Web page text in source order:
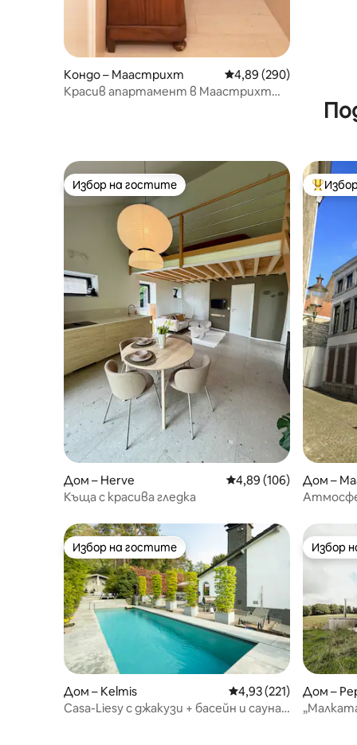
Кондо – Маастрихт Средна оценка: 4,89
4,89 (290)
Красив апартамент в Маастрихт
Избор на гостите
Избор на гостите
Дом – Herve Средна оценка: 4,89
4,89 (106)
Къща с красива гледка
Най-
Дом –
Избор на гостите
Избор на гостите
Дом – Kelmis Средна оценка: 4,93
4,93 (221)
Casa-Liesy с джакузи + басейн и сауна
Избор
Избор
Дом –